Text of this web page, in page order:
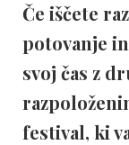
Če iščete
potovanje
svoj čas z
festival, ki